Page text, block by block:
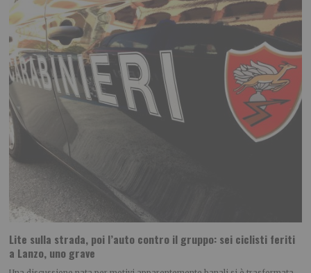
Lite sulla strada, poi l’auto contro il gruppo: sei ciclisti feriti
a Lanzo, uno grave